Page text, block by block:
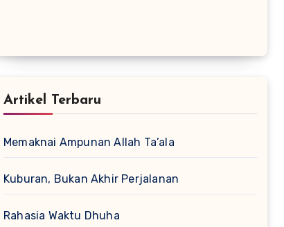
Artikel Terbaru
Memaknai Ampunan Allah Ta’ala
Kuburan, Bukan Akhir Perjalanan
Rahasia Waktu Dhuha